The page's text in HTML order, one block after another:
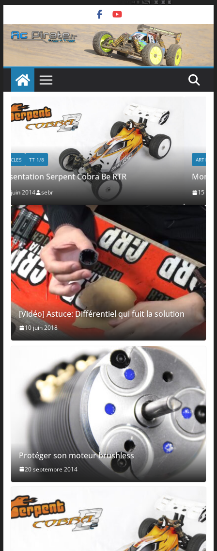
au
contenu
ARTICLES TT 1/8
Montage et présentation de la Kyosho MP9e TKI
15 octobre 2013 sebr
[Vidéo] Astuce: Différentiel qui fuit la solution
10 juin 2018
Protéger son moteur brushless
20 septembre 2014